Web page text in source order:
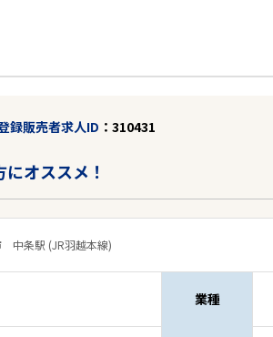
録販売者求人ID 310431
オススメ！
中条駅 (JR羽越本線)
業種